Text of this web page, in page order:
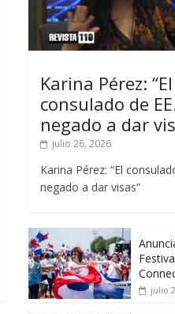
Karina Pérez: “El
consulado de
negado a dar
julio 26, 2026
Karina Pérez: “El
negado a dar visas”
julio